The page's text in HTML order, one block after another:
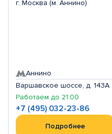
г. Москва (м. Аннино)
Аннино
Варшавское шоссе, д. 143А
Работаем до 21:00
+7 (495) 032-23-86
Подробнее